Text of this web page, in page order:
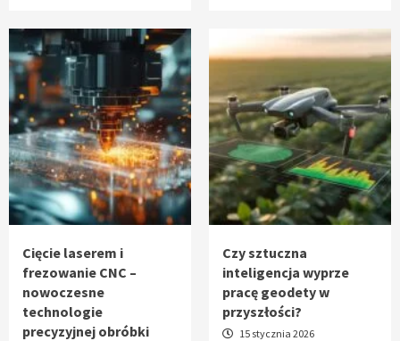
Cięcie laserem i
frezowanie CNC –
nowoczesne
technologie
precyzyjnej obróbki
Czy sztuczna
inteligencja wyprze
pracę geodety w
przyszłości?
15 stycznia 2026